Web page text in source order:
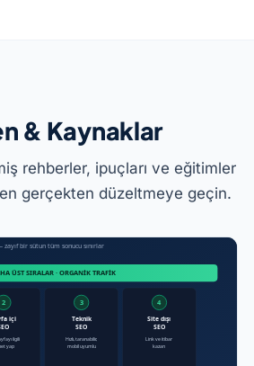
& Kaynaklar
rehberler, ipuçları ve eğitimler
gerçekten düzeltmeye geçin.